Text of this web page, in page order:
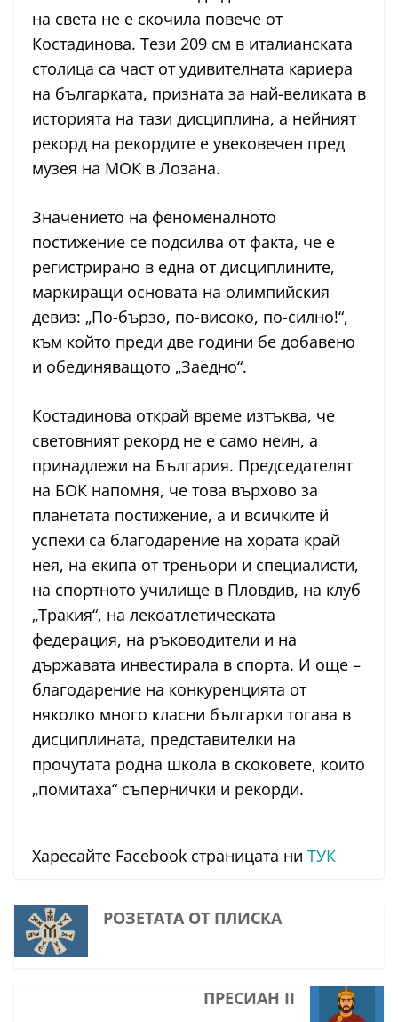
на света не е скочила повече от
Костадинова. Тези 209 см в италианската
столица са част от удивителната кариера
на българката, призната за най-великата в
историята на тази дисциплина, а нейният
рекорд на рекордите е увековечен пред
музея на МОК в Лозана.
Значението на феноменалното
постижение се подсилва от факта, че е
регистрирано в една от дисциплините,
маркиращи основата на олимпийския
девиз: „По-бързо, по-високо, по-силно!“,
към който преди две години бе добавено
и обединяващото „Заедно“.
Костадинова открай време изтъква, че
световният рекорд не е само неин, а
принадлежи на България. Председателят
на БОК напомня, че това върхово за
планетата постижение, а и всичките й
успехи са благодарение на хората край
нея, на екипа от треньори и специалисти,
на спортното училище в Пловдив, на клуб
„Тракия“, на лекоатлетическата
федерация, на ръководители и на
държавата инвестирала в спорта. И още –
благодарение на конкуренцията от
няколко много класни българки тогава в
дисциплината, представителки на
прочутата родна школа в скоковете, които
„помитаха“ съпернички и рекорди.
Харесайте Facebook страницата ни ТУК
РОЗЕТАТА ОТ ПЛИСКА
ПРЕСИАН II